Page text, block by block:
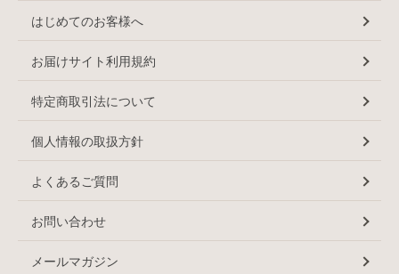
はじめてのお客様へ
お届けサイト利用規約
特定商取引法について
個人情報の取扱方針
よくあるご質問
お問い合わせ
メールマガジン